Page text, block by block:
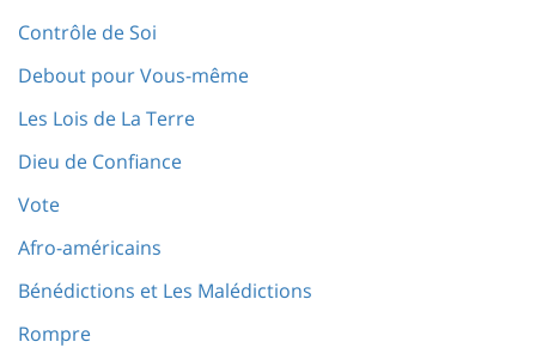
Contrôle de Soi
Debout pour Vous-même
Les Lois de La Terre
Dieu de Confiance
Vote
Afro-américains
Bénédictions et Les Malédictions
Rompre